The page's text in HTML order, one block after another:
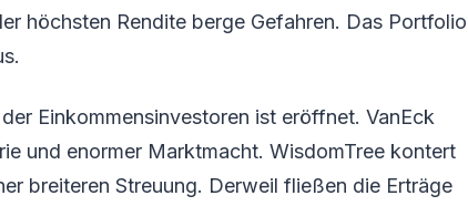
höchsten Rendite berge Gefahren. Das Portfolio
Einkommensinvestoren ist eröffnet. VanEck
und enormer Marktmacht. WisdomTree kontert
breiteren Streuung. Derweil fließen die Erträge